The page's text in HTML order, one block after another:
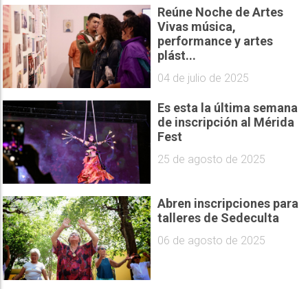
Reúne Noche de Artes
Vivas música,
performance y artes
plást...
04 de julio de 2025
Es esta la última semana
de inscripción al Mérida
Fest
25 de agosto de 2025
Abren inscripciones para
talleres de Sedeculta
06 de agosto de 2025